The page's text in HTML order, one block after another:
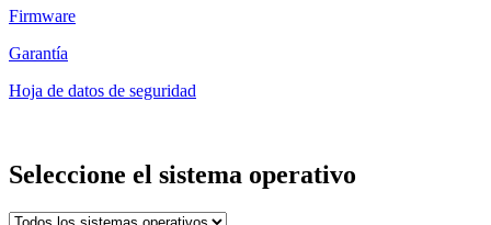
Firmware
Garantía
Hoja de datos de seguridad
Seleccione el sistema operativo